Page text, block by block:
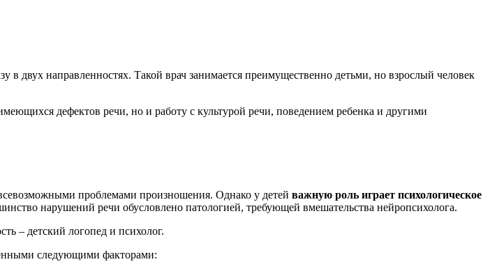
в двух направленностях. Такой врач занимается преимущественно детьми, но взрослый человек
дефектов речи, но и работу с культурой речи, поведением ребенка и другими
проблемами произношения. Однако у детей важную роль играет психологическое
нарушений речи обусловлено патологией, требующей вмешательства нейропсихолога.
– детский логопед и психолог.
следующими факторами: